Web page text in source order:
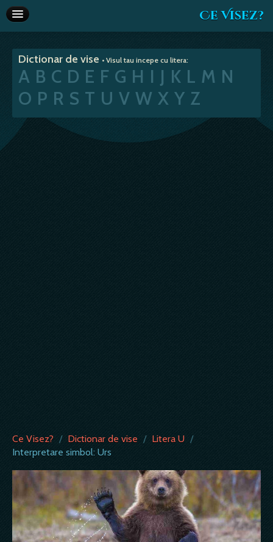
Ce Visez?
Interpretare vise
Articole
Va recomandam
Dictionar de vise • Visul tau incepe cu litera:
A B C D E F G H I J K L M N
O P R S T U V W X Y Z
Ce Visez? / Dictionar de vise / Litera U /
Interpretare simbol: Urs